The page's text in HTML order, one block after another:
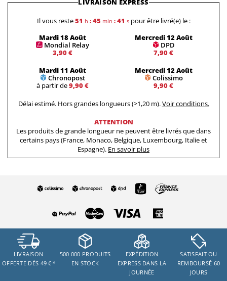
LIVRAISON EXPRESS
Il vous reste51 h : 45 min : 41 s pour être livré(e) le :
Mardi 18 Août
Mondial Relay
3,90 €
Mercredi 12 Août
DPD
7,90 €
Mardi 11 Août
Chronopost
à partir de9,90 €
Mercredi 12 Août
Colissimo
9,90 €
Délai estimé. Hors grandes longueurs (>1,20 m).Voir conditions.
ATTENTION
Les produits de grande longueur ne peuvent être livrés que dans
certains pays (France, Monaco, Belgique, Luxembourg, Italie et
Espagne). En savoir plus
LIVRAISON
OFFERTE DÈS 49 € *
500 000 PRODUITS
EN STOCK
EXPÉDITION
EXPRESS DANS LA
JOURNÉE
SATISFAIT OU
REMBOURSÉ 60
JOURS